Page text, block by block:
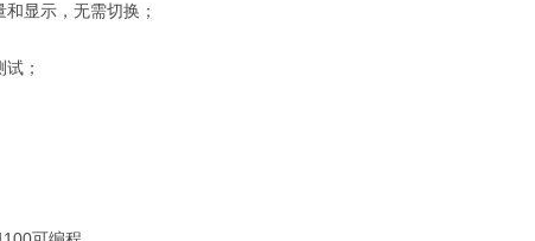
显示，无需切换；
；